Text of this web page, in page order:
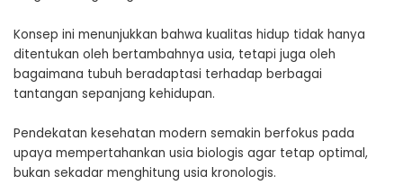
Konsep ini menunjukkan bahwa kualitas hidup tidak hanya
ditentukan oleh bertambahnya usia, tetapi juga oleh
bagaimana tubuh beradaptasi terhadap berbagai
tantangan sepanjang kehidupan.
Pendekatan kesehatan modern semakin berfokus pada
upaya mempertahankan usia biologis agar tetap optimal,
bukan sekadar menghitung usia kronologis.